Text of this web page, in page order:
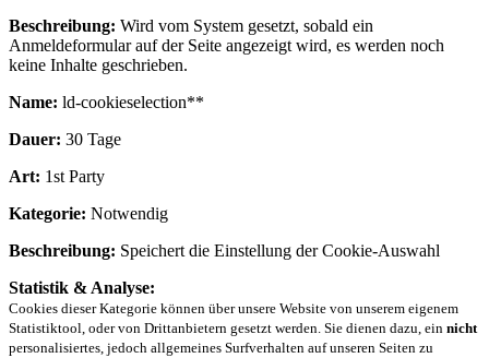
Beschreibung: Wird vom System gesetzt, sobald ein
Anmeldeformular auf der Seite angezeigt wird, es werden noch
keine Inhalte geschrieben.
Name: ld-cookieselection**
Dauer: 30 Tage
Art: 1st Party
Kategorie: Notwendig
Beschreibung: Speichert die Einstellung der Cookie-Auswahl
Statistik & Analyse:
Cookies dieser Kategorie können über unsere Website von unserem eigenem
Statistiktool, oder von Drittanbietern gesetzt werden. Sie dienen dazu, ein nicht
personalisiertes, jedoch allgemeines Surfverhalten auf unseren Seiten zu